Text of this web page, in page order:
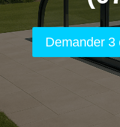
Demander 3